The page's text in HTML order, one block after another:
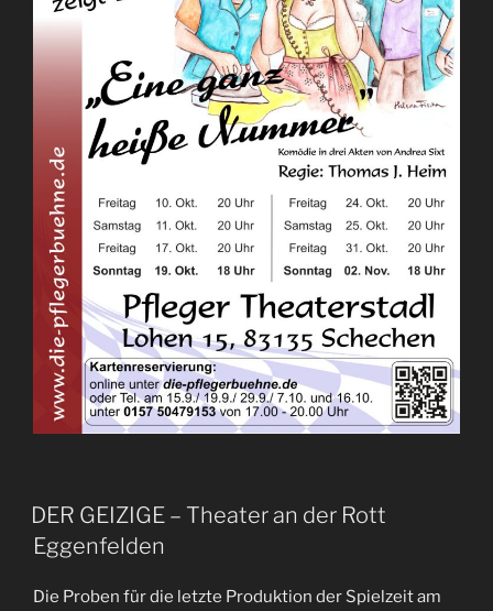
DER GEIZIGE – Theater an der Rott
Eggenfelden
Die Proben für die letzte Produktion der Spielzeit am